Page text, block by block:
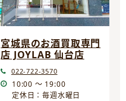
宮城県のお酒買取専門
店 JOYLAB 仙台店
022-722-3570
10:00 ～ 19:00
定休日：毎週水曜日